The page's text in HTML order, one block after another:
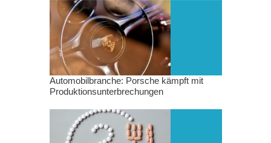
Automobilbranche: Porsche kämpft mit
Produktionsunterbrechungen